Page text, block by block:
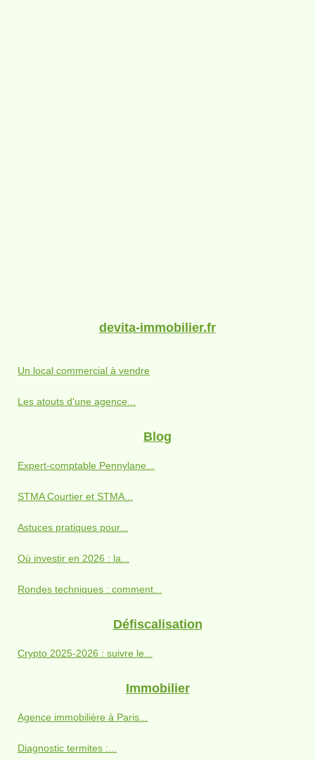
devita-immobilier.fr
Un local commercial à vendre
Les atouts d'une agence...
Blog
Expert-comptable Pennylane...
STMA Courtier et STMA...
Astuces pratiques pour...
Où investir en 2026 : la...
Rondes techniques : comment...
Défiscalisation
Crypto 2025-2026 : suivre le...
Immobilier
Agence immobilière à Paris...
Diagnostic termites :...